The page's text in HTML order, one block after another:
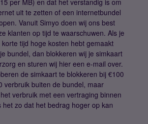
per MB) en dat het verstandig is om
uit te zetten of een internetbundel
Vanuit Simyo doen wij ons best
klanten op tijd te waarschuwen. Als je
tijd hoge kosten hebt gemaakt
bundel, dan blokkeren wij je simkaart
en sturen wij hier een e-mail over.
de simkaart te blokkeren bij €100
verbruik buiten de bundel, maar
verbruik met een vertraging binnen
het zo dat het bedrag hoger op kan